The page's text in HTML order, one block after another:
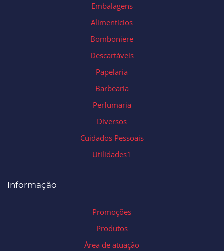
Embalagens
Alimentícios
Bomboniere
Descartáveis
Papelaria
Barbearia
Perfumaria
Diversos
Cuidados Pessoais
Utilidades1
Informação
Promoções
Produtos
Área de atuação